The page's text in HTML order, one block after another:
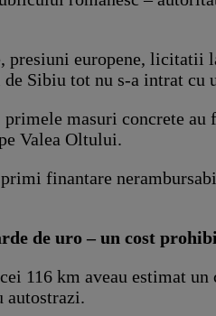
europene, licitatii
Sibiu tot nu s-a intrat
masuri concrete
Valea Oltului.
finantare
de uro – un cost
116 km aveau estimat
autostrazi.